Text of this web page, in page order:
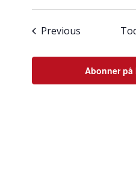
Select
date.
Previous Hendingar
Abonner på